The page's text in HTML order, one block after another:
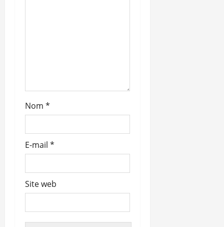
l
Nom *
E-mail *
Site web